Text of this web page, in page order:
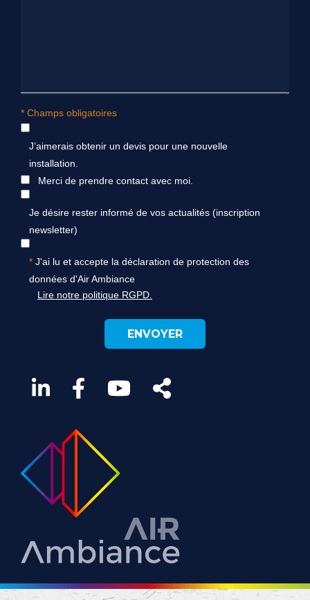
* Champs obligatoires
J’aimerais obtenir un devis pour une nouvelle
installation.
Merci de prendre contact avec moi.
Je désire rester informé de vos actualités (inscription
newsletter)
J'ai lu et accepte la déclaration de protection des
données d'Air Ambiance
Lire notre politique RGPD.